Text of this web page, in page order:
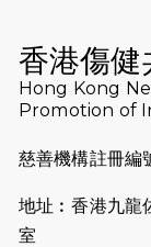
2026-07-10
2026-07-09
2026-07-02
香港傷健
Hong Kong
Promotion of
慈善機構註冊編
地址︰香港九龍
室